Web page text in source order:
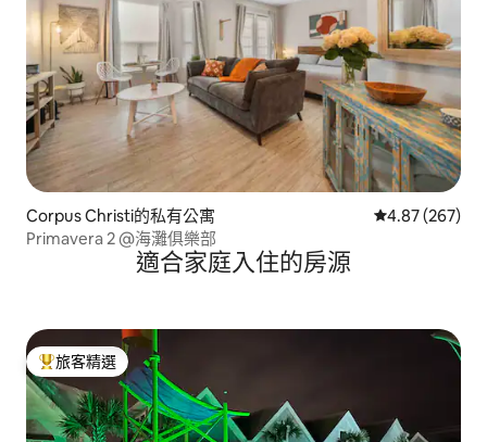
Corpus Christi的私有公寓 從 267 則評價
4.87 (267)
Primavera 2 @海灘俱樂部
適合家庭入住的房源
旅客精選榜首
旅客精選